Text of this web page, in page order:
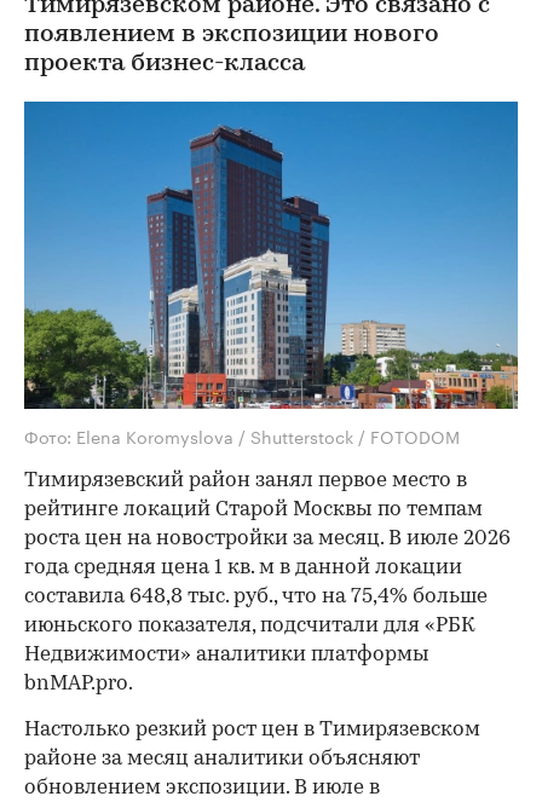
Тимирязевском районе. Это связано с
появлением в экспозиции нового
проекта бизнес-класса
Фото: Elena Koromyslova / Shutterstock / FOTODOM
Тимирязевский район занял первое место в
рейтинге локаций Старой Москвы по темпам
роста цен на новостройки за месяц. В июле 2026
года средняя цена 1 кв. м в данной локации
составила 648,8 тыс. руб., что на 75,4% больше
июньского показателя, подсчитали для «РБК
Недвижимости» аналитики платформы
bnMAP.pro.
Настолько резкий рост цен в Тимирязевском
районе за месяц аналитики объясняют
обновлением экспозиции. В июле в